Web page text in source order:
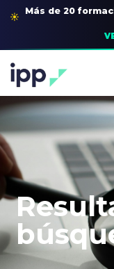
☀ Más de 20